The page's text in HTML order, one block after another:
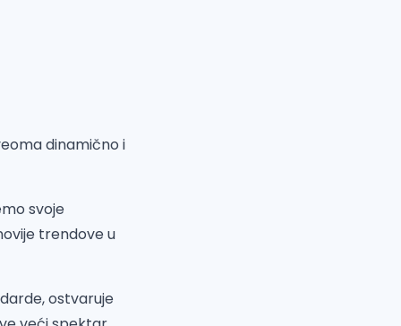
dinamično i
svoje
trendove u
ostvaruje